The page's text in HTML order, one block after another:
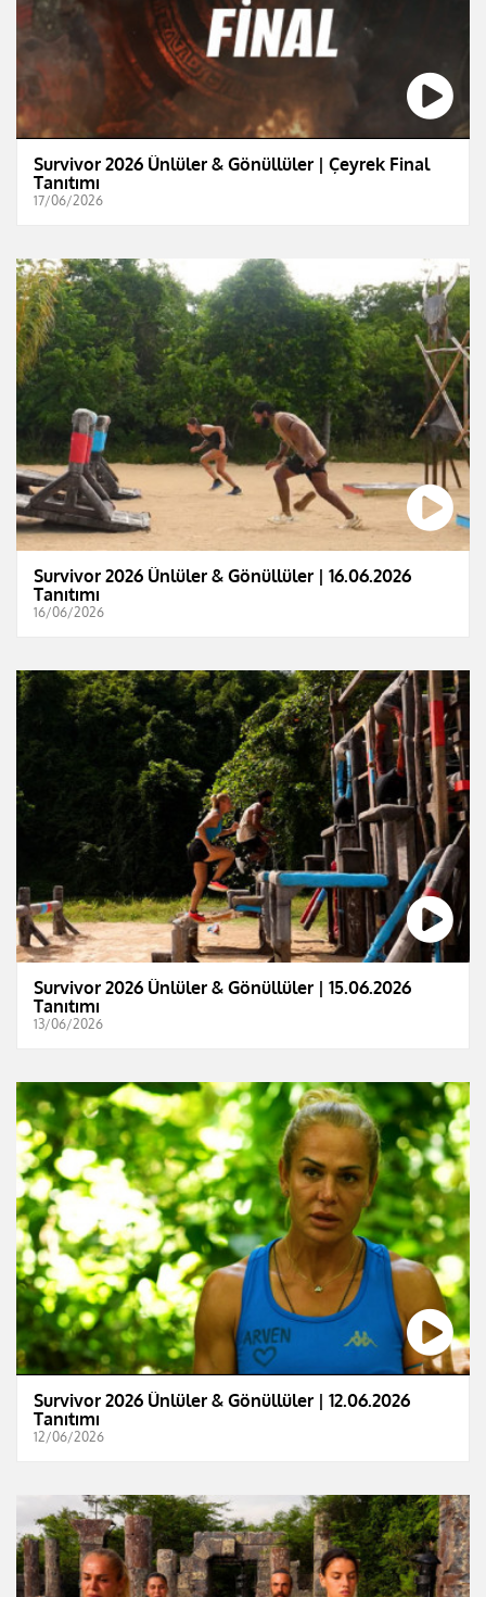
Survivor 2026 Ünlüler & Gönüllüler | Çeyrek Final
Tanıtımı
17/06/2026
Survivor 2026 Ünlüler & Gönüllüler | 16.06.2026
Tanıtımı
16/06/2026
Survivor 2026 Ünlüler & Gönüllüler | 15.06.2026
Tanıtımı
13/06/2026
Survivor 2026 Ünlüler & Gönüllüler | 12.06.2026
Tanıtımı
12/06/2026